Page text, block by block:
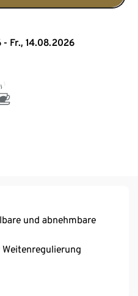
- Fr., 14.08.2026
und abnehmbare